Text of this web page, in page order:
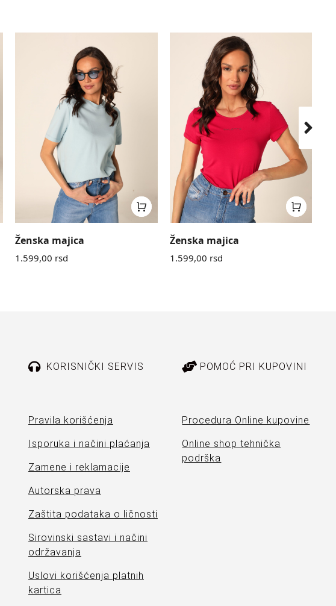
Ženska majica
1.599,00 rsd
Ženska majica
1.599,00 rsd
KORISNIČKI SERVIS
Pravila korišćenja
Isporuka i načini plaćanja
Zamene i reklamacije
Autorska prava
Zaštita podataka o ličnosti
Sirovinski sastavi i načini
održavanja
Uslovi korišćenja platnih
kartica
POMOĆ PRI KUPOVINI
Procedura Online kupovine
Online shop tehnička
podrška